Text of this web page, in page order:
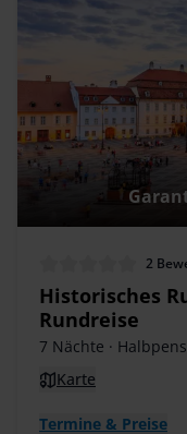
2
Historisches
Rundreise
7 Nächte ·
Karte
Termine & Preise